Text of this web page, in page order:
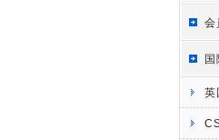
会
英